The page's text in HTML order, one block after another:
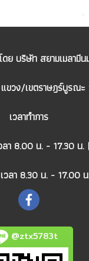
บริษัท สยามเมลามีน
วง/เขตราษฎร์บูรณะ
เวลาทำการ
า 8.00 น. - 17.30 น.
วลา 8.30 น. - 17.00
@ztx5783t